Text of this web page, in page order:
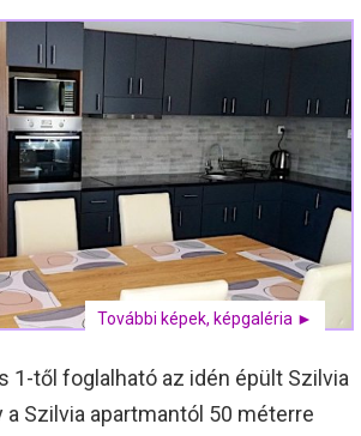
További képek, képgaléria ►
1-től foglalható az idén épült Szilvia
Szilvia apartmantól 50 méterre